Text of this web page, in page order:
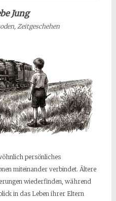
Jung
Zeitgeschehen
persönliches
miteinander verbindet. Ältere
wiederfinden, während
in das Leben ihrer Eltern